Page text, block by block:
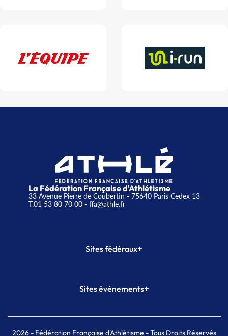
La Fédération Française d'Athlétisme
33 Avenue Pierre de Coubertin - 75640 Paris Cedex 13
T.01 53 80 70 00- ffa@athle.fr
Sites fédéraux+
Plateforme Formation
Sites événements+
Meeting de Paris indoor
MAIF Ekiden de Paris
2026- Fédération Française d'Athlétisme - Tous Droits Réservés